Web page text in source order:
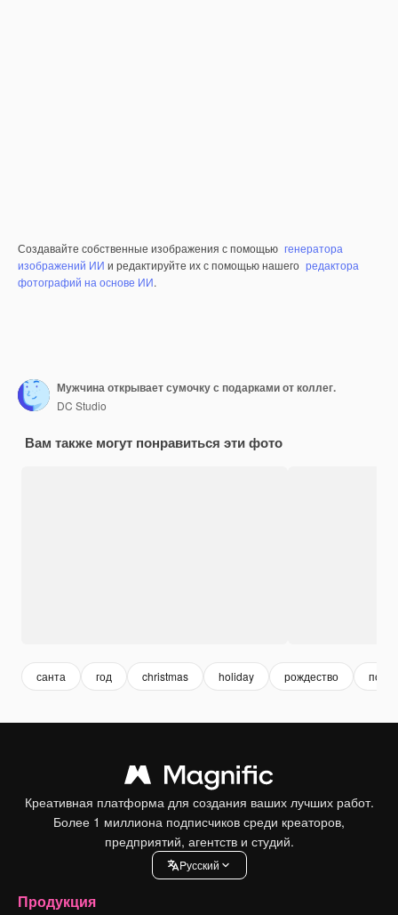
Создавайте собственные изображения с помощью генератора
изображений ИИ и редактируйте их с помощью нашего редактора
фотографий на основе ИИ.
Мужчина открывает сумочку с подарками от коллег.
DC Studio
Вам также могут понравиться эти фото
санта год christmas holiday рождество
Креативная платформа для создания ваших лучших работ.
Более 1 миллиона подписчиков среди креаторов,
предприятий, агентств и студий.
Pусский
Продукция